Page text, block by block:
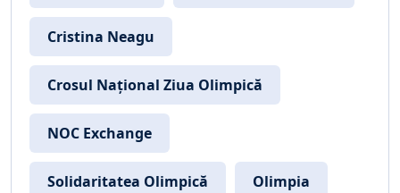
Cristina Neagu
Crosul Național Ziua Olimpică
NOC Exchange
Solidaritatea Olimpică Olimpia